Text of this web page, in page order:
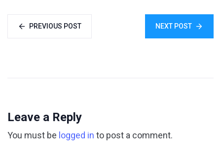
PREVIOUS POST NEXT POST
Leave a Reply
You must be logged in to post a comment.